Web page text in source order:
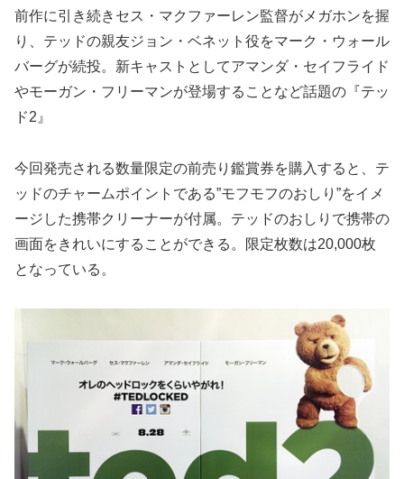
前作に引き続きセス・マクファーレン監督がメガホンを握
り、テッドの親友ジョン・ベネット役をマーク・ウォール
バーグが続投。新キャストとしてアマンダ・セイフライド
やモーガン・フリーマンが登場することなど話題の『テッ
ド2』
今回発売される数量限定の前売り鑑賞券を購入すると、テ
ッドのチャームポイントである”モフモフのおしり”をイメ
ージした携帯クリーナーが付属。テッドのおしりで携帯の
画面をきれいにすることができる。限定枚数は20,000枚
となっている。